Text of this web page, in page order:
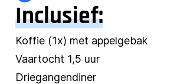
Inclusief:
Koffie (1x) met appelgebak
Vaartocht 1,5 uur
Driegangendiner